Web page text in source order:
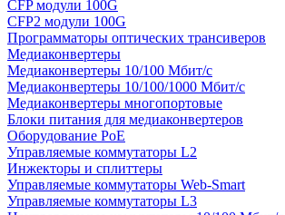
CFP модули 100G
CFP2 модули 100G
Программаторы оптических трансиверов
Медиаконвертеры
Медиаконвертеры 10/100 Мбит/с
Медиаконвертеры 10/100/1000 Мбит/c
Медиаконвертеры многопортовые
Блоки питания для медиаконвертеров
Оборудование PoE
Управляемые коммутаторы L2
Инжекторы и сплиттеры
Управляемые коммутаторы Web-Smart
Управляемые коммутаторы L3